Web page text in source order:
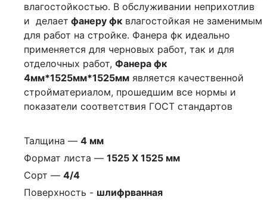
влагостойкостью. В обслуживании неприхотлив
и делает фанеру фк влагостойкая не заменимым
для работ на стройке. Фанера фк идеально
применяется для черновых работ, так и для
отделочных работ, Фанера фк
4мм*1525мм*1525мм является качественной
стройматериалом, прошедшим все нормы и
показатели соответствия ГОСТ стандартов
Талщина — 4 мм
Формат листа — 1525 Х 1525 мм
Сорт — 4/4
Поверхность - шлифрванная